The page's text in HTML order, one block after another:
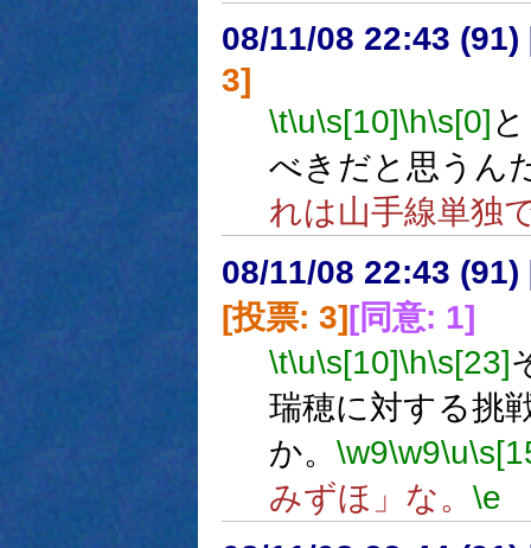
08/11/08 22:43 (91)
3]
\t\u\s[10]\h\s[0]
べきだと思うん
れは山手線単独
08/11/08 22:43 (91)
[投票: 3][同意: 1]
\t\u\s[10]\h\s[23]
瑞穂に対する挑
か。 \w9\w9\u
みずほ」な。 \e